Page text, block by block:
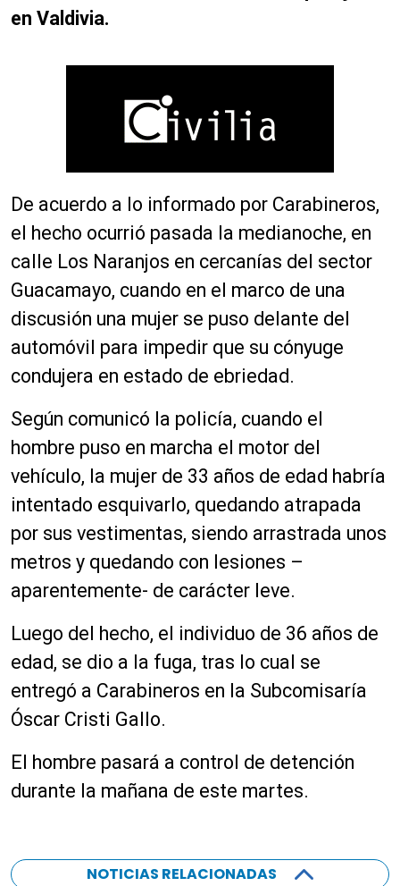
en Valdivia.
De acuerdo a lo informado por Carabineros,
el hecho ocurrió pasada la medianoche, en
calle Los Naranjos en cercanías del sector
Guacamayo, cuando en el marco de una
discusión una mujer se puso delante del
automóvil para impedir que su cónyuge
condujera en estado de ebriedad.
Según comunicó la policía, cuando el
hombre puso en marcha el motor del
vehículo, la mujer de 33 años de edad habría
intentado esquivarlo, quedando atrapada
por sus vestimentas, siendo arrastrada unos
metros y quedando con lesiones –
aparentemente- de carácter leve.
Luego del hecho, el individuo de 36 años de
edad, se dio a la fuga, tras lo cual se
entregó a Carabineros en la Subcomisaría
Óscar Cristi Gallo.
El hombre pasará a control de detención
durante la mañana de este martes.
NOTICIAS RELACIONADAS